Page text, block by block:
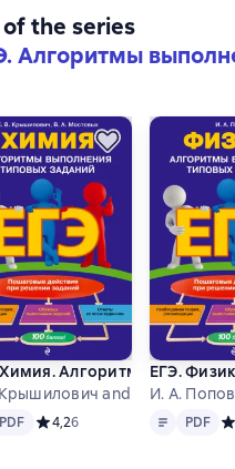
the series
Алгоритмы
Алгоритмы
and others
PDF
PDF Средний рейтинг 4,2 на
4,26
ЕГЭ.
И. А.
Text PDF
PDF